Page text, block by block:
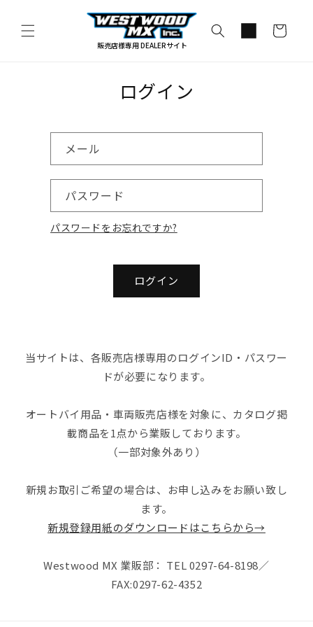
進む
販売店様専用 DEALERサイト
ー
ログイン
メール
パスワード
パスワードをお忘れですか?
ログイン
当サイトは、各販売店様専用のログインID・パスワー
ドが必要になります。
オートバイ用品・車両販売店様を対象に、カタログ掲
載商品を1点から業販しております。
（一部対象外あり）
新規お取引ご希望の場合は、お申し込みをお願い致し
ます。
新規登録用紙のダウンロードはこちらから→
Westwood MX 業販部： TEL 0297-64-8198／
FAX:0297-62-4352